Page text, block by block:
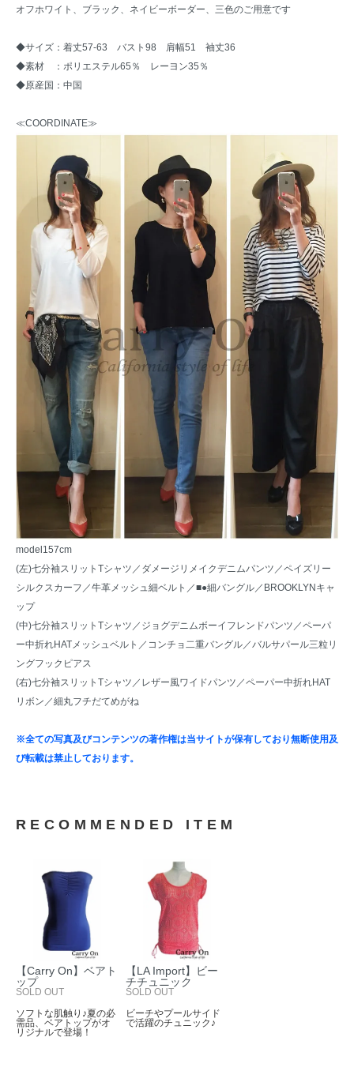
オフホワイト、ブラック、ネイビーボーダー、三色のご用意です
◆サイズ：着丈57-63 バスト98 肩幅51 袖丈36
◆素材 ：ポリエステル65％ レーヨン35％
◆原産国：中国
≪COORDINATE≫
model157cm
(左)七分袖スリットTシャツ／ ダメージリメイクデニムパンツ ／ペイズリー
シルクスカーフ ／牛革メッシュ細ベルト ／■●細バングル／ BROOKLYNキャ
ップ
(中)七分袖スリットTシャツ／ ジョグデニムボーイフレンドパンツ ／ペーパ
ー中折れHATメッシュベルト ／ コンチョ二重バングル／バルサパール三粒リ
ングフックピアス
(右)七分袖スリットTシャツ／ レザー風ワイドパンツ ／ペーパー中折れHAT
リボン ／細丸フチだてめがね
※全ての写真及びコンテンツの著作権は当サイトが保有しており無断使用及
び転載は禁止しております。
RECOMMENDED ITEM
【Carry On】ベアト
ップ
SOLD OUT
ソフトな肌触り♪夏の必
需品、ベアトップがオ
リジナルで登場！
【LA Import】ビー
チチュニック
SOLD OUT
ビーチやプールサイド
で活躍のチュニック♪